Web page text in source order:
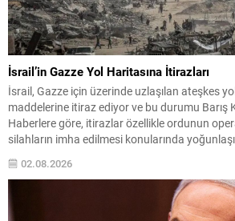
İsrail’in Gazze Yol Haritasına İtirazları
İsrail, Gazze için üzerinde uzlaşılan ateşkes
maddelerine itiraz ediyor ve bu durumu Barış
Haberlere göre, itirazlar özellikle ordunun
silahların imha edilmesi konularında
birliklerin konuşlandığı bölgelerde saldırı
02.08.2026